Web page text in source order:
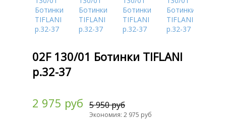
02F 130/01 Ботинки TIFLANI
р.32-37
2 975 руб 5 950 руб
Экономия: 2 975 руб